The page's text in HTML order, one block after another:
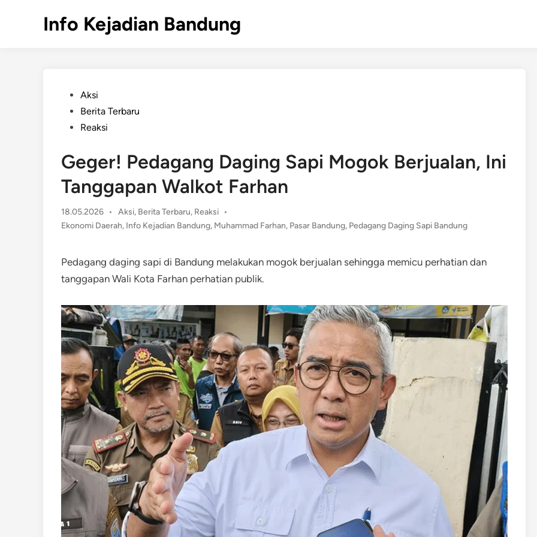
Info Kejadian Bandung
PostedAksi
Berita Terbaru
Reaksi
Geger! Pedagang Daging Sapi Mogok Berjualan, Ini
Tanggapan Walkot Farhan
18.05.2026 •
Posted
in
Aksi, Berita Terbaru, Reaksi
•
Ekonomi Daerah, Info Kejadian Bandung, Muhammad Farhan, Pasar Bandung, Pedagang Daging Sapi Bandung
Pedagang daging sapi di Bandung melakukan mogok berjualan sehingga memicu perhatian dan
tanggapan Wali Kota Farhan perhatian publik.